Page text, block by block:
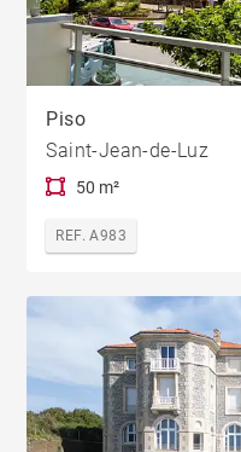
Piso
Saint-Jean-de-Luz
50 m²
REF. A983